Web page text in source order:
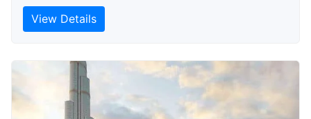
View Details